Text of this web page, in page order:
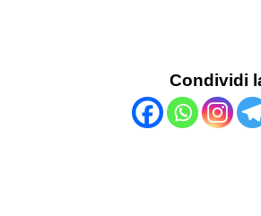
Condividi